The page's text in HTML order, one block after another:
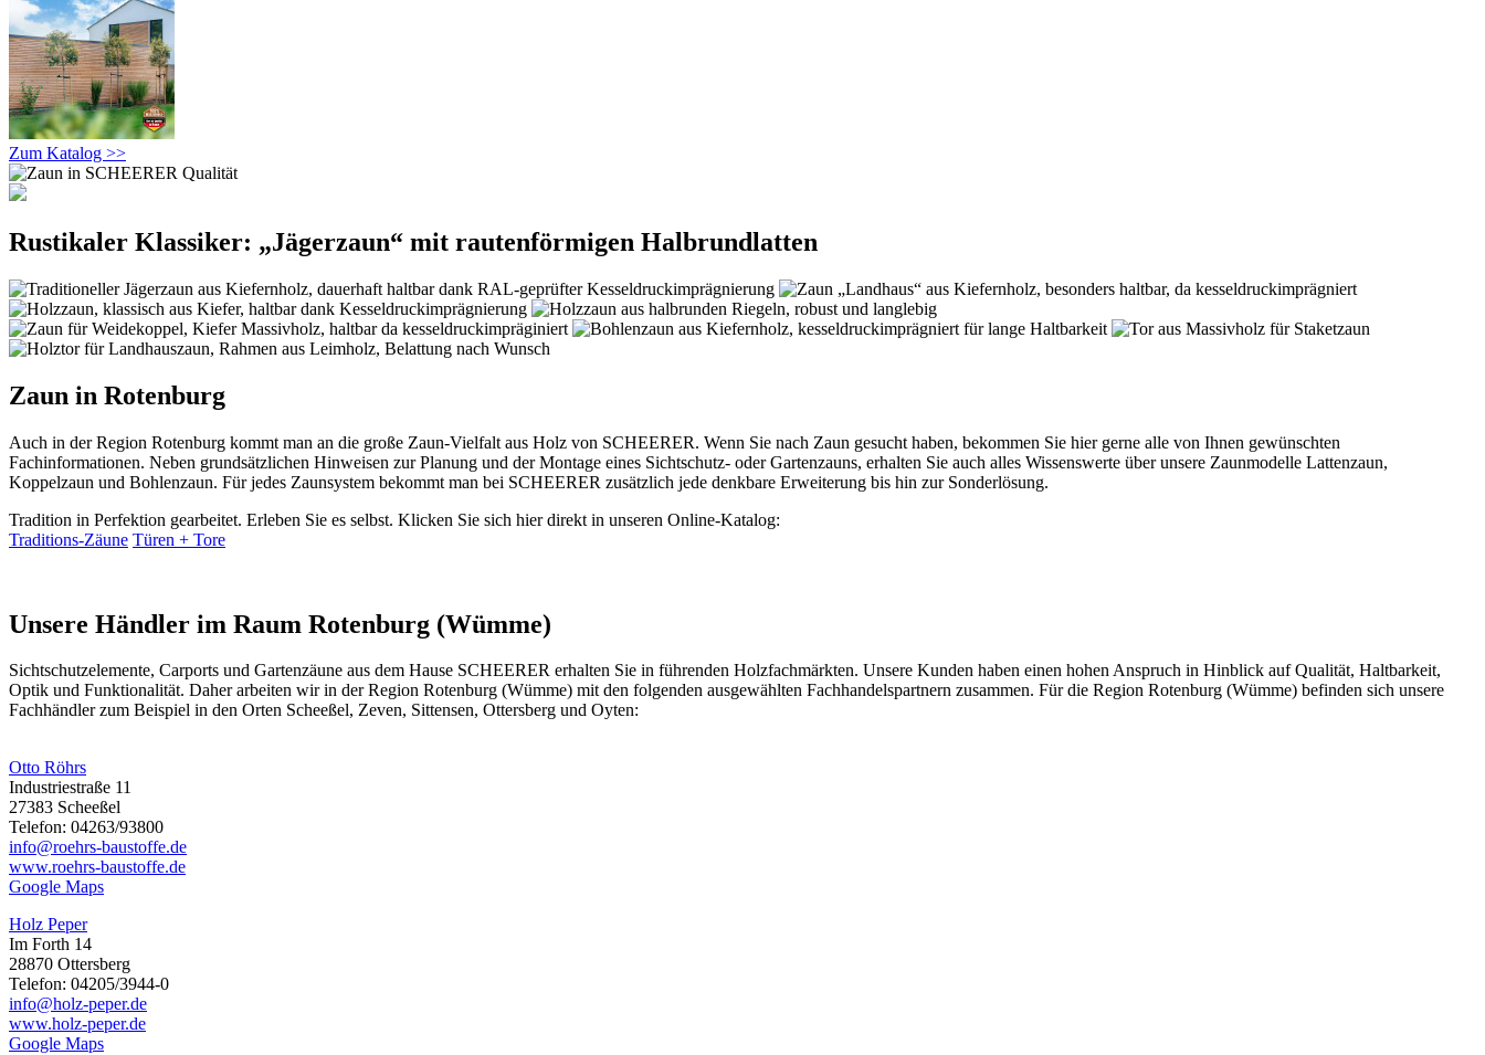
Zum Katalog >>
Rustikaler Klassiker: „Jägerzaun“ mit rautenförmigen Halbrundlatten
Zaun in Rotenburg
Auch in der Region Rotenburg kommt man an die große Zaun-Vielfalt aus Holz von SCHEERER. Wenn Sie nach Zaun gesucht haben, bekommen Sie hier gerne alle von Ihnen gewünschten
Fachinformationen. Neben grundsätzlichen Hinweisen zur Planung und der Montage eines Sichtschutz- oder Gartenzauns, erhalten Sie auch alles Wissenswerte über unsere Zaunmodelle Lattenzaun,
Koppelzaun und Bohlenzaun. Für jedes Zaunsystem bekommt man bei SCHEERER zusätzlich jede denkbare Erweiterung bis hin zur Sonderlösung.
Tradition in Perfektion gearbeitet. Erleben Sie es selbst. Klicken Sie sich hier direkt in unseren Online-Katalog:
Traditions-Zäune Türen + Tore
Unsere Händler im Raum Rotenburg (Wümme)
Sichtschutzelemente, Carports und Gartenzäune aus dem Hause SCHEERER erhalten Sie in führenden Holzfachmärkten. Unsere Kunden haben einen hohen Anspruch in Hinblick auf Qualität, Haltbarkeit,
Optik und Funktionalität. Daher arbeiten wir in der Region Rotenburg (Wümme) mit den folgenden ausgewählten Fachhandelspartnern zusammen. Für die Region Rotenburg (Wümme) befinden sich unsere
Fachhändler zum Beispiel in den Orten Scheeßel, Zeven, Sittensen, Ottersberg und Oyten:
Otto Röhrs
Industriestraße 11
27383 Scheeßel
Telefon: 04263/93800
info@roehrs-baustoffe.de
www.roehrs-baustoffe.de
Google Maps
Holz Peper
Im Forth 14
28870 Ottersberg
Telefon: 04205/3944-0
info@holz-peper.de
www.holz-peper.de
Google Maps